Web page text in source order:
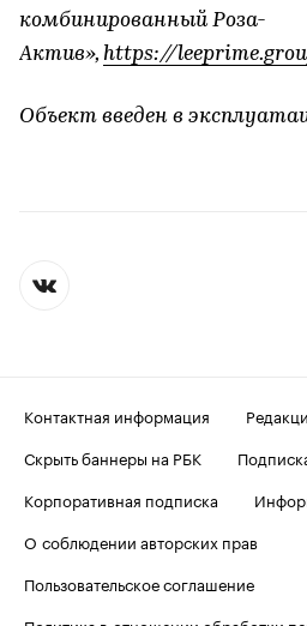
комбинированный Роза-
Актив», https://
Объект введен в
Контактная информация
Скрыть баннеры на РБК
Корпоративная подписка
О соблюдении авторских прав
Пользовательское соглашение